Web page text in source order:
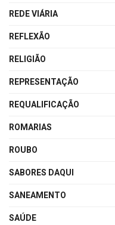
REDE VIÁRIA
REFLEXÃO
RELIGIÃO
REPRESENTAÇÃO
REQUALIFICAÇÃO
ROMARIAS
ROUBO
SABORES DAQUI
SANEAMENTO
SAÚDE